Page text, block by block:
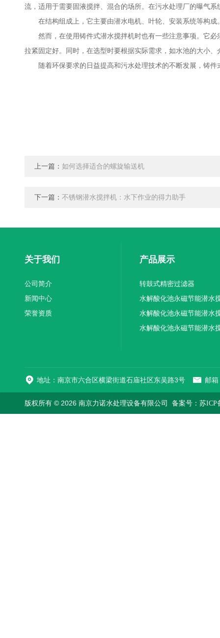
流，适用于需要固液搅拌、混合的场所。在污水处理厂的曝气
在结构组成上，它主要由潜水电机、叶轮、安装系统等构成
然而，在使用铸件式潜水搅拌机时也有一些注意事项。它必
拉紧固定好。同时，在选型时要根据实际需求，如水池的大小
随着环保要求的日益提高和污水处理技术的不断发展，铸件
上一篇： 如何选择适合的螺旋输送机
下一篇： 不锈钢潜水搅拌机：水下作业的得力助手
关于我们
公司简介
新闻中心
荣誉资质
产品展示
转鼓式精密过滤器
水解酸化池永磁节能潜水
机厂家供应
水解酸化池永磁节能潜水
机厂家直销
水解酸化池永磁节能潜水
地址：南京市六合区横梁街道石庙社区东吴路3号 邮
版权所有 © 2026 南京力诺水处理设备有限公司 备案号：苏ICP